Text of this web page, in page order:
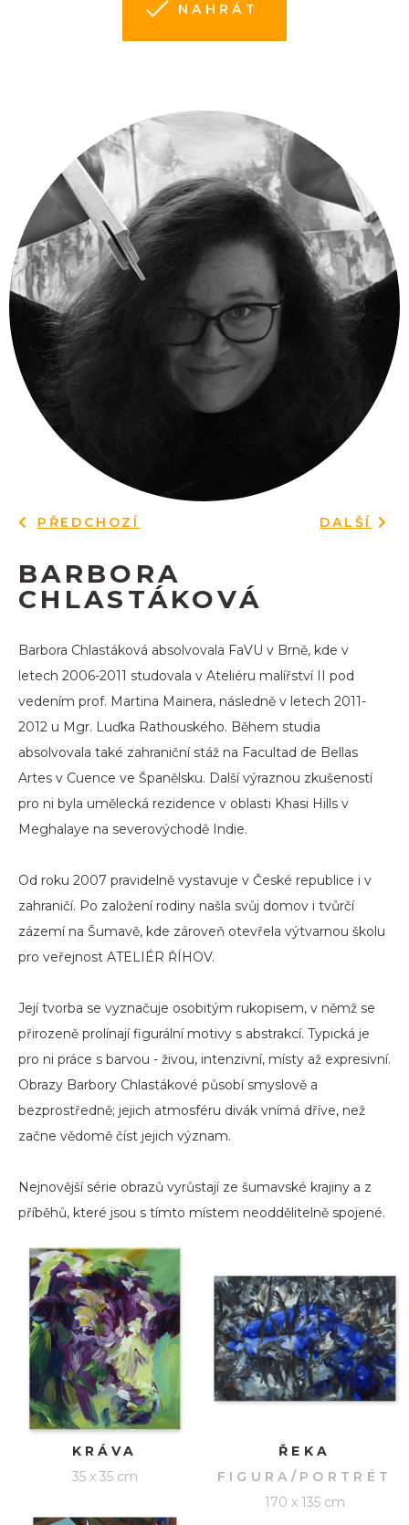
NAHRÁT
PŘEDCHOZÍ DALŠÍ
BARBORA
CHLASTÁKOVÁ
Barbora Chlastáková absolvovala FaVU v Brně, kde v
letech 2006-2011 studovala v Ateliéru malířství II pod
vedením prof. Martina Mainera, následně v letech 2011-
2012 u Mgr. Luďka Rathouského. Během studia
absolvovala také zahraniční stáž na Facultad de Bellas
Artes v Cuence ve Španělsku. Další výraznou zkušeností
pro ni byla umělecká rezidence v oblasti Khasi Hills v
Meghalaye na severovýchodě Indie.
Od roku 2007 pravidelně vystavuje v České republice i v
zahraničí. Po založení rodiny našla svůj domov i tvůrčí
zázemí na Šumavě, kde zároveň otevřela výtvarnou školu
pro veřejnost ATELIÉR ŘÍHOV.
Její tvorba se vyznačuje osobitým rukopisem, v němž se
přirozeně prolínají figurální motivy s abstrakcí. Typická je
pro ni práce s barvou - živou, intenzivní, místy až expresivní.
Obrazy Barbory Chlastákové působí smyslově a
bezprostředně; jejich atmosféru divák vnímá dříve, než
začne vědomě číst jejich význam.
Nejnovější série obrazů vyrůstají ze šumavské krajiny a z
příběhů, které jsou s tímto místem neoddělitelně spojené.
KRÁVA
35 x 35 cm
ŘEKA
FIGURA/PORTRÉT
170 x 135 cm